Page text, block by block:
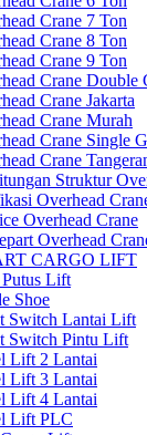
Crane 7 Ton
Crane 8 Ton
Crane 9 Ton
Crane Double
Crane Jakarta
Crane Murah
Crane Single
Crane
Struktur
Overhead
Overhead Crane
Overhead
CARGO LIFT
Lift
Shoe
Switch Lantai Lift
Switch Pintu Lift
Lift 2 Lantai
Lift 3 Lantai
Lift 4 Lantai
Lift PLC